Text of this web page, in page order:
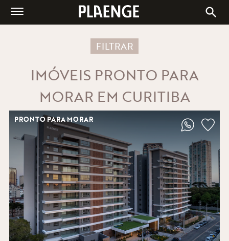
PLAENGE
CONOSCO
FILTRAR
IMÓVEIS PRONTO PARA
MORAR EM CURITIBA
PRONTO PARA MORAR